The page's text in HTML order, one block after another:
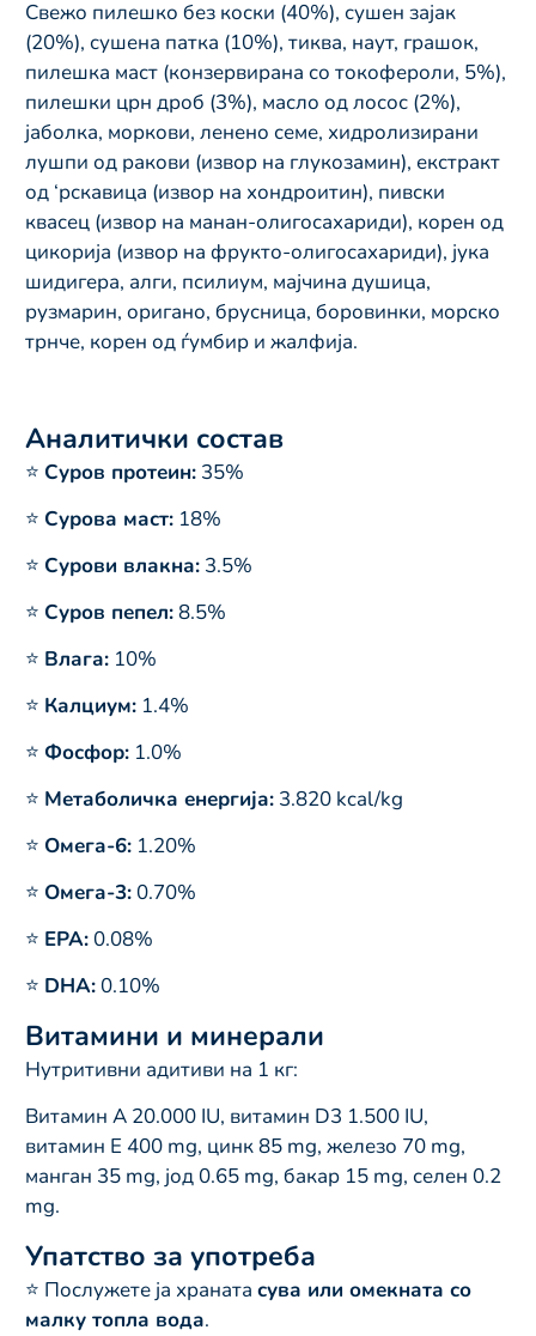
Свежо пилешко без коски (40%), сушен зајак
(20%), сушена патка (10%), тиква, наут, грашок,
пилешка маст (конзервирана со токофероли, 5%),
пилешки црн дроб (3%), масло од лосос (2%),
јаболка, моркови, ленено семе, хидролизирани
лушпи од ракови (извор на глукозамин), екстракт
од ‘рскавица (извор на хондроитин), пивски
квасец (извор на манан-олигосахариди), корен од
цикорија (извор на фрукто-олигосахариди), јука
шидигера, алги, псилиум, мајчина душица,
рузмарин, оригано, брусница, боровинки, морско
трнче, корен од ѓумбир и жалфија.
Аналитички состав
⭐ Суров протеин: 35%
⭐ Сурова маст: 18%
⭐ Сурови влакна: 3.5%
⭐ Суров пепел:8.5%
⭐ Влага: 10%
⭐ Калциум: 1.4%
⭐ Фосфор: 1.0%
⭐ Метаболичка енергија: 3.820 kcal/kg
⭐ Омега-6: 1.20%
⭐ Омега-3: 0.70%
⭐ EPA: 0.08%
⭐ DHA: 0.10%
Витамини и минерали
Нутритивни адитиви на 1 кг:
Витамин A 20.000 IU, витамин D3 1.500 IU,
витамин E 400 mg, цинк 85 mg, железо 70 mg,
манган 35 mg, јод 0.65 mg, бакар 15 mg, селен 0.2
mg.
Упатство за употреба
⭐ Послужете ја храната сува или омекната со
малку топла вода.